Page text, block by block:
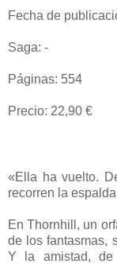
Fecha de
Saga: -
Páginas: 554
Precio: 22,90 €
«Ella ha vuelto.
recorren la
En Thornhill, un
de los fantasmas,
Y la amistad,